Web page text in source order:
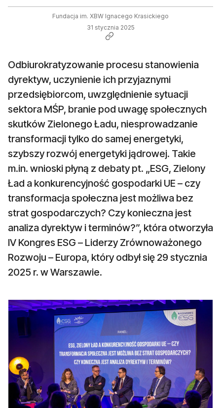
Fundacja im. XBW Ignacego Krasickiego
31 stycznia 2025
Odbiurokratyzowanie procesu stanowienia
dyrektyw, uczynienie ich przyjaznymi
przedsiębiorcom, uwzględnienie sytuacji
sektora MŚP, branie pod uwagę społecznych
skutków Zielonego Ładu, niesprowadzanie
transformacji tylko do samej energetyki,
szybszy rozwój energetyki jądrowej. Takie
m.in. wnioski płyną z debaty pt. „ESG, Zielony
Ład a konkurencyjność gospodarki UE – czy
transformacja społeczna jest możliwa bez
strat gospodarczych? Czy konieczna jest
analiza dyrektyw i terminów?”, która otworzyła
IV Kongres ESG – Liderzy Zrównoważonego
Rozwoju – Europa, który odbył się 29 stycznia
2025 r. w Warszawie.